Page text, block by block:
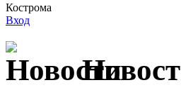
Кострома
Вход